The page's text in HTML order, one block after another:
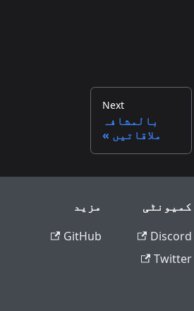
Next
بالمشافہ
ملاقاتیں
کمیونٹی
Discord
Twitter
مزید
GitHub